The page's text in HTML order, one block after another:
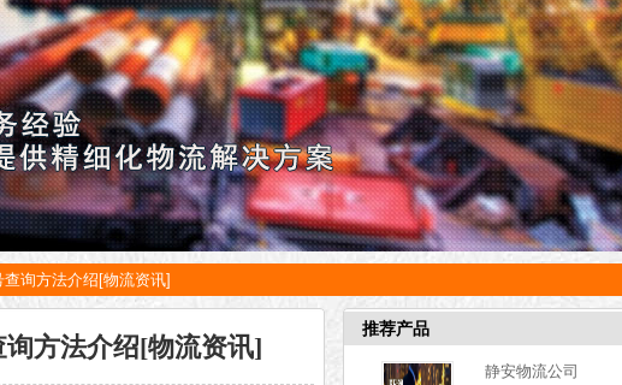
询方法介绍[物流资讯]
方法介绍[物流资讯]
推荐产品
静安物流公司